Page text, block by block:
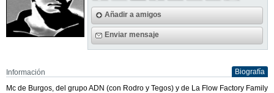
Añadir a amigos
Enviar mensaje
Información
Biografía
Mc de Burgos, del grupo ADN (con Rodro y Tegos) y de La Flow Factory Family